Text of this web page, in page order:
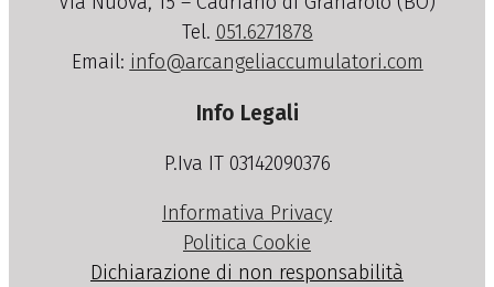
Tel. 051.6271878
Email: info@arcangeliaccumulatori.com
Info Legali
P.Iva IT 03142090376
Informativa Privacy
Politica Cookie
Dichiarazione di non responsabilità